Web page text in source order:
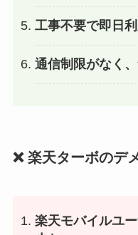
工事不要で即日
通信制限がなく
❌ 楽天ターボのデ
楽天モバイルユ